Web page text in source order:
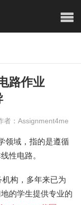
路作业
者：Assignment4me
领域，指的是遵循
性电路。
构，多年来已为
的学生提供专业的